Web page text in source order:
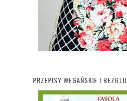
PRZEPISY WEGAŃSKIE I